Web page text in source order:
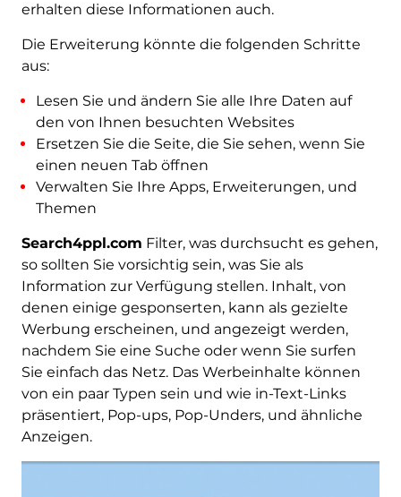
erhalten diese Informationen auch.
Die Erweiterung könnte die folgenden Schritte
aus:
Lesen Sie und ändern Sie alle Ihre Daten auf
den von Ihnen besuchten Websites
Ersetzen Sie die Seite, die Sie sehen, wenn Sie
einen neuen Tab öffnen
Verwalten Sie Ihre Apps, Erweiterungen, und
Themen
Search4ppl.com Filter, was durchsucht es gehen,
so sollten Sie vorsichtig sein, was Sie als
Information zur Verfügung stellen. Inhalt, von
denen einige gesponserten, kann als gezielte
Werbung erscheinen, und angezeigt werden,
nachdem Sie eine Suche oder wenn Sie surfen
Sie einfach das Netz. Das Werbeinhalte können
von ein paar Typen sein und wie in-Text-Links
präsentiert, Pop-ups, Pop-Unders, und ähnliche
Anzeigen.